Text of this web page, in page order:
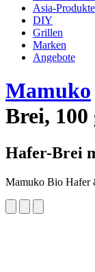
Asia-Produkte
DIY
Grillen
Marken
Angebote
Mamuko
Brei, 100
Hafer-Brei
Mamuko Bio Hafer